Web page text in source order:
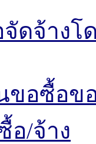
ดจ้างโ
ขอซื้อข
/จ้าง